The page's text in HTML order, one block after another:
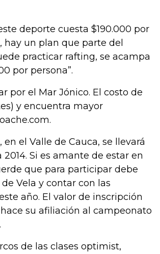
deporte cuesta $190.000 por
hay un plan que parte del
practicar rafting, se acampa
por persona”.
por el Mar Jónico. El costo de
y encuentra mayor
en el Valle de Cauca, se llevará
Si es amante de estar en
que para participar debe
Vela y contar con las
año. El valor de inscripción
su afiliación al campeonato
de las clases optimist,